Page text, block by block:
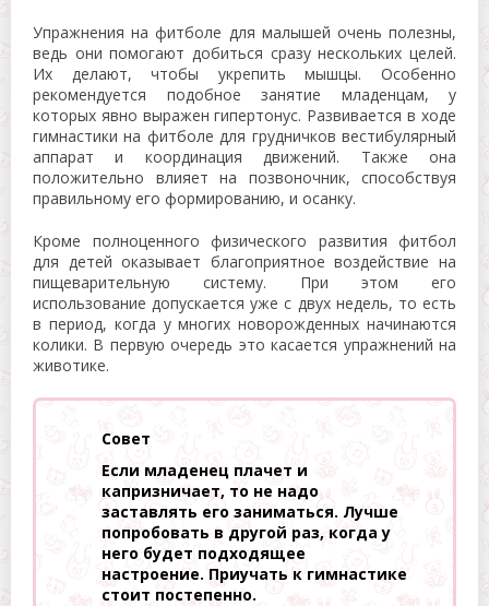
Упражнения на фитболе для малышей очень полезны,
ведь они помогают добиться сразу нескольких целей.
Их делают, чтобы укрепить мышцы. Особенно
рекомендуется подобное занятие младенцам, у
которых явно выражен гипертонус. Развивается в ходе
гимнастики на фитболе для грудничков вестибулярный
аппарат и координация движений. Также она
положительно влияет на позвоночник, способствуя
правильному его формированию, и осанку.
Кроме полноценного физического развития фитбол
для детей оказывает благоприятное воздействие на
пищеварительную систему. При этом его
использование допускается уже с двух недель, то есть
в период, когда у многих новорожденных начинаются
колики. В первую очередь это касается упражнений на
животике.
Совет
Если младенец плачет и
капризничает, то не надо
заставлять его заниматься. Лучше
попробовать в другой раз, когда у
него будет подходящее
настроение. Приучать к гимнастике
стоит постепенно.